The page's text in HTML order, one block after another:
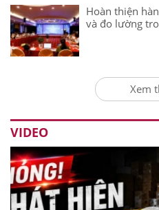
Hoàn thiện
và đo lường
Xem
VIDEO